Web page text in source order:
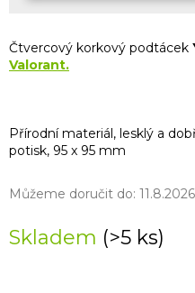
Skladem (>5 ks)
Můžeme doručit do: 11.8.2026
Čtvercový korkový podtácek
Valorant.
Přírodní materiál, lesklý a
potisk, 95 x 95 mm